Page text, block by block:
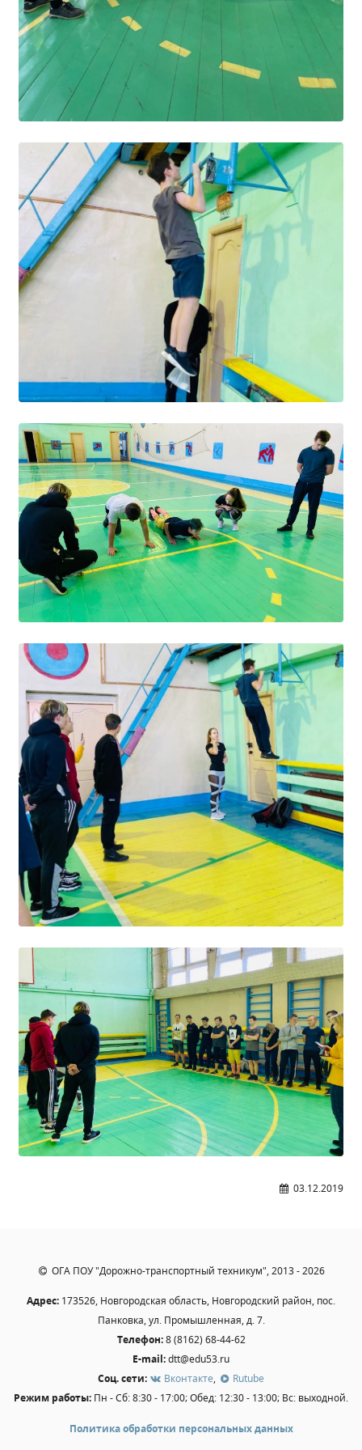
Образование
Образовательные стандарты и требования
Руководство
Педагогический состав
Материально-техническое обеспечение и
Доступная среда
Стипендии и меры поддержки обучающихся
Платные образовательные услуги
Финансово-хозяйственная деятельность
Вакантные места для приёма (перевода)
Международное сотрудничество
Организация питания в образовательной
Расписание занятий
Заочное отделение
ВОСПИТАТЕЛЬНАЯ РАБОТА
Безопасность на железной дороге
ГТО
Дополнительное образование
Информационная безопасность
Информация для детей-сирот
Памятные даты военной истории
Пожарная безопасность
Программа воспитания
Противодействие терроризму
Профилактическая работа
Работа педагога-психолога
Студенческий совет
Студенческий спортивный клуб
МЕТОДИЧЕСКАЯ РАБОТА
В помощь педагогам и мастерам ПО
ПРОЧЕЕ
История нашего техникума
Фотографии техникума
ПОЛЕЗНЫЕ ССЫЛКИ
Министерство науки и высшего образования
РФ
Главное управление по контролю за оборотом
наркотиков
Общероссийская база вакансий "Работа в
России"
Сбербанк Онлайн - оплачивайте
образовательные услуги
03.12.2019
ОГА ПОУ "Дорожно-транспортный техникум", 2013 - 2026
Адрес: 173526, Новгородская область, Новгородский район, пос.
Панковка, ул. Промышленная, д. 7.
Телефон:8 (8162) 68-44-62
E-mail:dtt@edu53.ru
Соц. сети:
Вконтакте,
Rutube
Режим работы: Пн - Сб: 8:30 - 17:00; Обед: 12:30 - 13:00; Вс: выходной.
Политика обработки персональных данных